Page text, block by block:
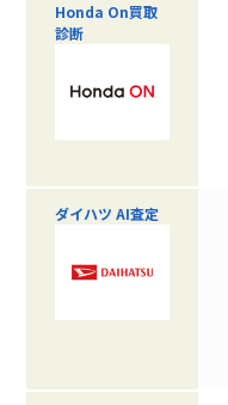
Honda On買取
診断
ダイハツ AI査定